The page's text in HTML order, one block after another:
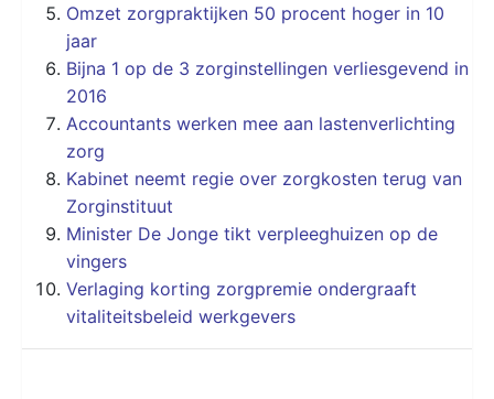
Omzet zorgpraktijken 50 procent hoger in 10
jaar
Bijna 1 op de 3 zorginstellingen verliesgevend in
2016
Accountants werken mee aan lastenverlichting
zorg
Kabinet neemt regie over zorgkosten terug van
Zorginstituut
Minister De Jonge tikt verpleeghuizen op de
vingers
Verlaging korting zorgpremie ondergraaft
vitaliteitsbeleid werkgevers